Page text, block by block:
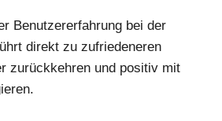
Benutzererfahrung bei der
direkt zu zufriedeneren
zurückkehren und positiv mit